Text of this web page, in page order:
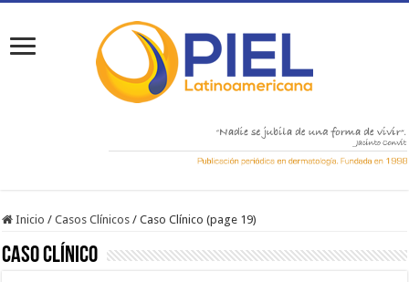
Inicio / Casos Clínicos / Caso Clínico (page 19)
Caso Clínico